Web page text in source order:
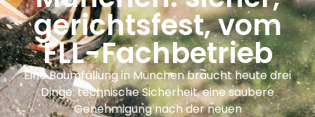
gerichtsfest, vom
FLL-Fachbetrieb
Eine Baumfällung in München braucht heute drei
Dinge: technische Sicherheit, eine saubere
Genehmigung nach der neuen